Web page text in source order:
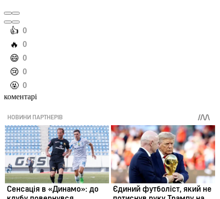
️👍 0
️🔥 0
️😄 0
️😢 0
️🤬 0
коментарі